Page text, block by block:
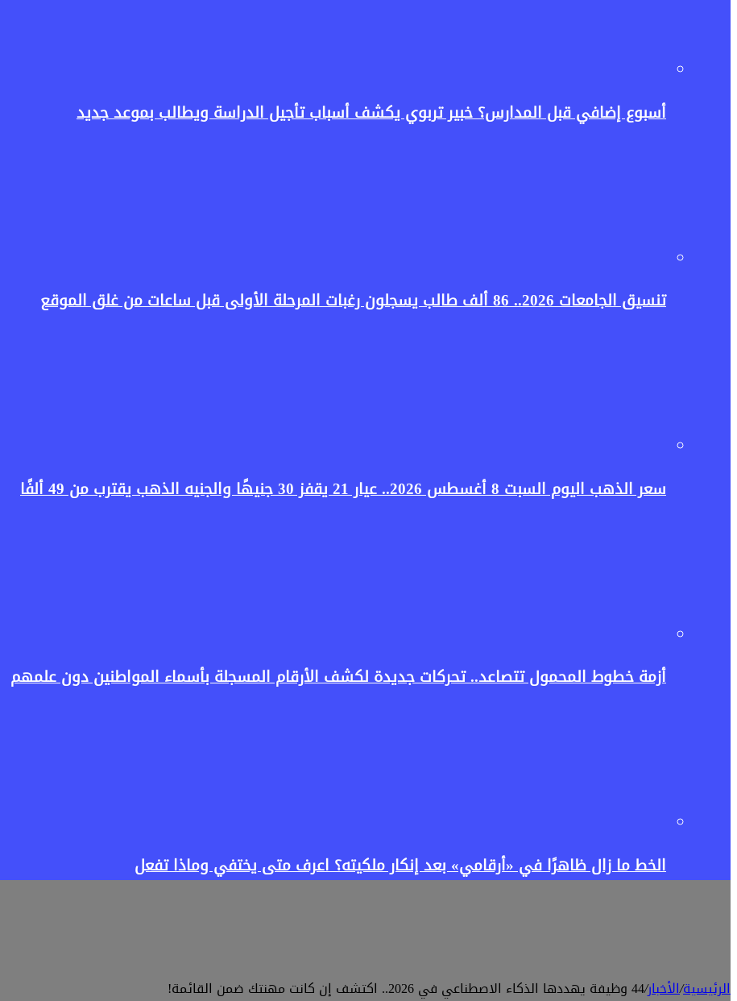
أسبوع إضافي قبل المدارس؟ خبير تربوي يكشف أسباب تأجيل الدراسة ويطالب بموعد جديد
تنسيق الجامعات 2026.. 86 ألف طالب يسجلون رغبات المرحلة الأولى قبل ساعات من غلق الموقع
سعر الذهب اليوم السبت 8 أغسطس 2026.. عيار 21 يقفز 30 جنيهًا والجنيه الذهب يقترب من 49 ألفًا
أزمة خطوط المحمول تتصاعد.. تحركات جديدة لكشف الأرقام المسجلة بأسماء المواطنين دون علمهم
الخط ما زال ظاهرًا في «أرقامي» بعد إنكار ملكيته؟ اعرف متى يختفي وماذا تفعل
الرئيسية/الأخبار/44 وظيفة يهددها الذكاء الاصطناعي في 2026.. اكتشف إن كانت مهنتك ضمن القائمة!